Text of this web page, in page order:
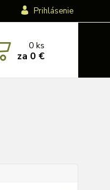
Prihlásenie
0ks
za 0 €